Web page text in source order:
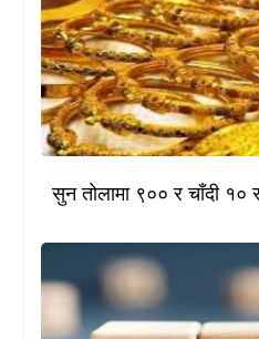
सुन तोलामा ९०० र चाँदी १०